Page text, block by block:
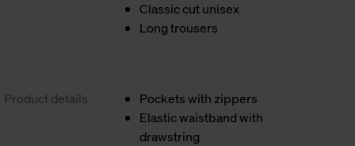
Classic cut unisex
Long trousers
Product details
Pockets with zippers
Elastic waistband with
drawstring